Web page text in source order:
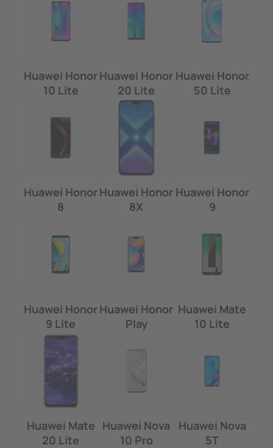
Huawei Honor
10 Lite
Huawei Honor
20 Lite
Huawei Honor
50 Lite
Huawei Honor
8
Huawei Honor
8X
Huawei Honor
9
Huawei Honor
9 Lite
Huawei Honor
Play
Huawei Mate
10 Lite
Huawei Mate
20 Lite
Huawei Nova
10 Pro
Huawei Nova
5T